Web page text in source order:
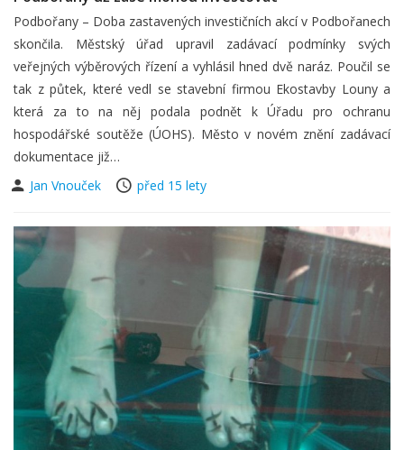
Podbořany – Doba zastavených investičních akcí v Podbořanech
skončila. Městský úřad upravil zadávací podmínky svých
veřejných výběrových řízení a vyhlásil hned dvě naráz. Poučil se
tak z půtek, které vedl se stavební firmou Ekostavby Louny a
která za to na něj podala podnět k Úřadu pro ochranu
hospodářské soutěže (ÚOHS). Město v novém znění zadávací
dokumentace již…
Jan Vnouček
před 15 lety